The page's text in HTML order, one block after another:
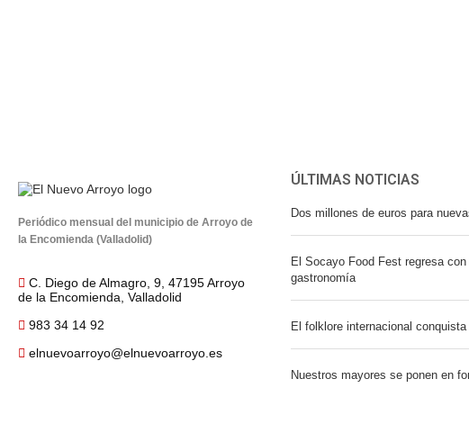
Periódico mensual del municipio de Arroyo de
la Encomienda (Valladolid)
C. Diego de Almagro, 9, 47195 Arroyo
de la Encomienda, Valladolid
983 34 14 92
elnuevoarroyo@elnuevoarroyo.es
ÚLTIMAS NOTICIAS
Dos millones de euros para
El Socayo Food Fest regresa
gastronomía
El folklore internacional conquista
Nuestros mayores se ponen en